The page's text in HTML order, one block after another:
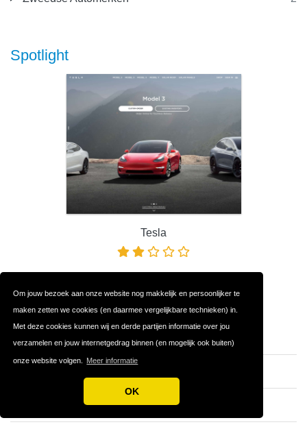
Om jouw bezoek aan onze website nog makkelijk en persoonlijker te
maken zetten we cookies (en daarmee vergelijkbare technieken) in.
Met deze cookies kunnen wij en derde partijen informatie over jou
verzamelen en jouw internetgedrag binnen (en mogelijk ook buiten)
onze website volgen. Meer informatie
OK
Spotlight
Tesla
Populaire Automerken
Chevrolet